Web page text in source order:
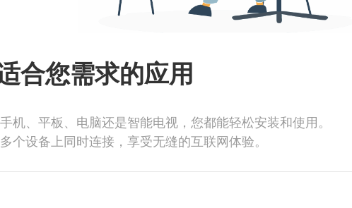
合您需求的应用
机、平板、电脑还是智能电视，您都能轻松安装和使用。
个设备上同时连接，享受无缝的互联网体验。